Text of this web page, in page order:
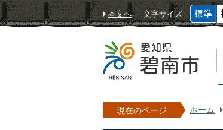
本文へ 文字サイズ
現在のページ ホーム